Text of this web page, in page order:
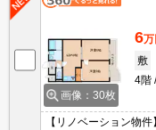
画像：30枚
6万
敷
4階
【リノベーション物